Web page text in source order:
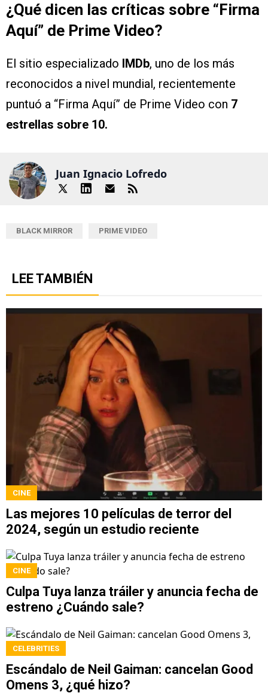
¿Qué dicen las críticas sobre “Firma
Aquí” de Prime Video?
El sitio especializado IMDb, uno de los más
reconocidos a nivel mundial, recientemente
puntuó a “Firma Aquí” de Prime Video con 7
estrellas sobre 10.
Juan Ignacio Lofredo
BLACK MIRROR PRIME VIDEO
LEE TAMBIÉN
CINE
Las mejores 10 películas de terror del
2024, según un estudio reciente
CINE
Culpa Tuya lanza tráiler y anuncia fecha de
estreno ¿Cuándo sale?
CELEBRITIES
Escándalo de Neil Gaiman: cancelan Good
Omens 3, ¿qué hizo?